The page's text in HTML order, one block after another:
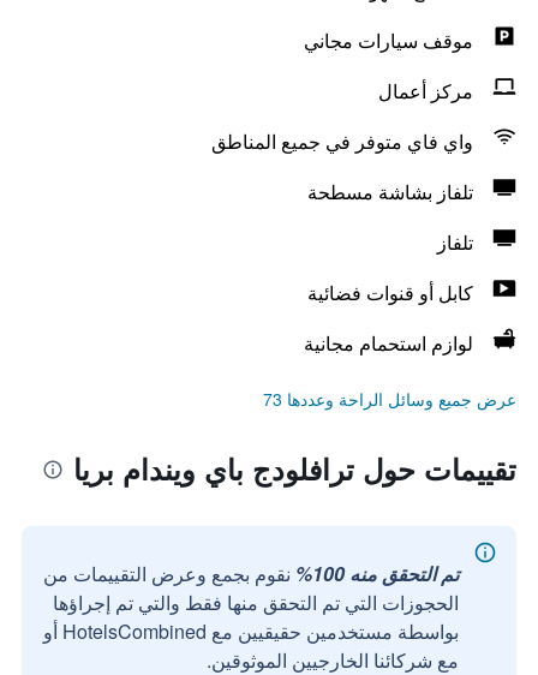
موقف سيارات مجاني
مركز أعمال
واي فاي متوفر في جميع المناطق
تلفاز بشاشة مسطحة
تلفاز
كابل أو قنوات فضائية
لوازم استحمام مجانية
عرض جميع وسائل الراحة وعددها 73
تقييمات حول ترافلودج باي ويندام بريا
تم التحقق منه 100%
نقوم بجمع وعرض التقييمات من
الحجوزات التي تم التحقق منها فقط والتي تم إجراؤها
بواسطة مستخدمين حقيقيين مع HotelsCombined أو
مع شركائنا الخارجيين الموثوقين.